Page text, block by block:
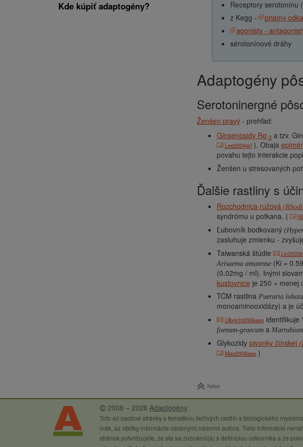
Kde kúpiť adaptogény?
Receptory serotonínu
z Kegg -
priamy
agonisty -
sérotonínové dráhy
Adaptogény
Serotoninergné
Ženšen pravý- prehľad:
Ginsenosidy Rg 3 a tzv.
Lee2004grl). Obaja
povahu tejto interakcie
Ženšen u stresovaných
Ďalšie rastliny s
Rozchodnica ružová
syndrómu u potkana. (
Ľubovník bodkovaný
zasluhuje zmienku -
Taiwanská štúdie
Arisaema amurense(Ki =
(0.02mg / ml). Inými
kustovnice je 250 × menej
TČM rastlina Pueraria lobata
monoaminooxidázy) a je
Ulbricht2006aes identifikuje
foenum-graecuma
Glykozidy pivonky čínskej
Mao2008aep)
Nahor
2008 – 2026 Adaptogény.
Toto sú osobné stránky s tematikou liečivých rastlín a biologického
inak, sú všetky informácie osobnými názormi autora. Tieto informácie
stránok potvrdzujete, že ste sa zoznámil(a) s definíciou odborníka a že